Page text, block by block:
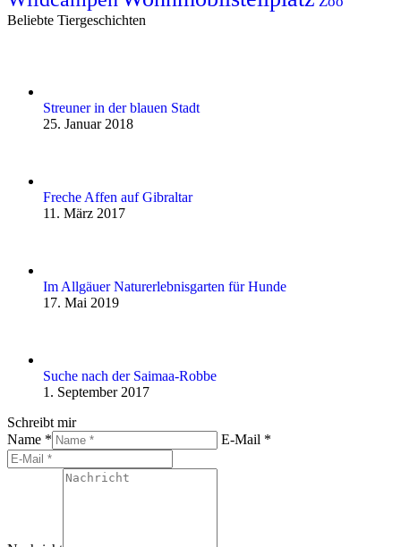
Beliebte Tiergeschichten
Streuner in der blauen Stadt
25. Januar 2018
Freche Affen auf Gibraltar
11. März 2017
Im Allgäuer Naturerlebnisgarten für Hunde
17. Mai 2019
Suche nach der Saimaa-Robbe
1. September 2017
Schreibt mir
Name *
E-Mail *